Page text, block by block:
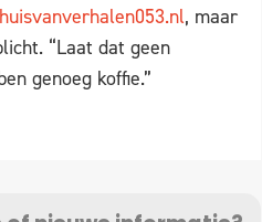
, maar
“Laat dat geen
genoeg koffie.”